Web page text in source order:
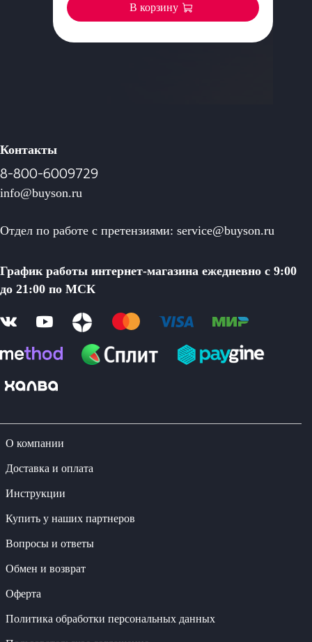
В корзину
О компании
Доставка и оплата
Инструкции
Купить у наших партнеров
Вопросы и ответы
Обмен и возврат
Оферта
Политика обработки персональных данных
Контакты
8-800-6009729
info@buyson.ru
Отдел по работе с претензиями: service@buyson.ru
График работы интернет-магазина ежедневно с 9:00
до 21:00 по МСК